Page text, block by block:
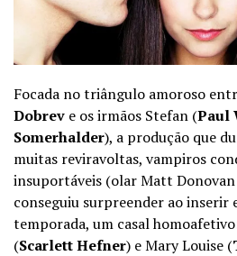
Focada no triângulo amoroso
Dobrev e os irmãos Stefan (Paul
Somerhalder), a produção que
muitas reviravoltas, vampiros
insuportáveis (olar Matt
conseguiu surpreender ao inserir
temporada, um casal
(Scarlett Hefner) e Mary Louise (